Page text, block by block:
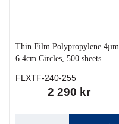
Thin Film Polypropylene 4µm
6.4cm Circles, 500 sheets
FLXTF-240-255
2 290 kr